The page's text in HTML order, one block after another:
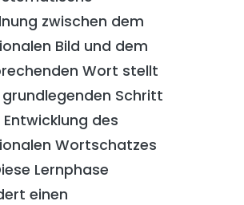
zwischen dem
Bild und dem
Wort stellt
Schritt
Entwicklung des
Wortschatzes
Lernphase
einen